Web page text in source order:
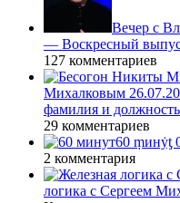
Вечер с
— Воскресный
127 комментариев
Михалковым
фамилия и
29 комментариев
60 ṃинẏƫ
2 комментария
логика с Сергеем